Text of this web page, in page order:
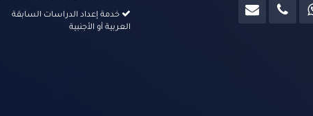
خدمة إعداد الدراسات السابقة
العربية أو الأجنبية